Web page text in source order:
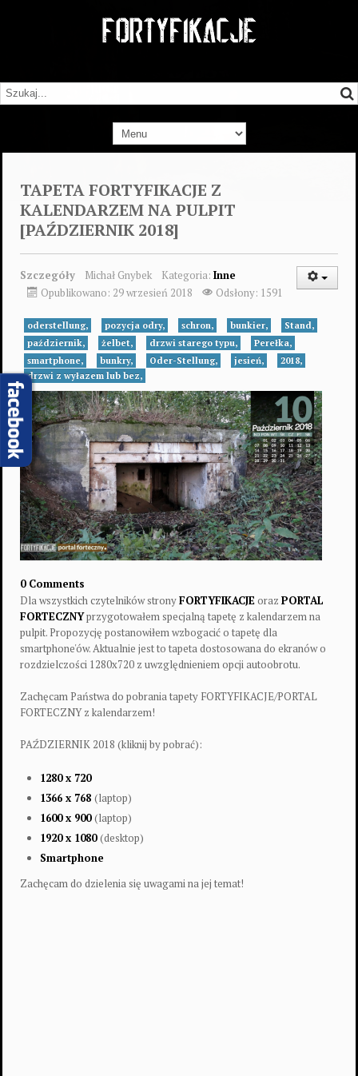
TAPETA FORTYFIKACJE Z
KALENDARZEM NA PULPIT
[PAŹDZIERNIK 2018]
Szczegóły Michał Gnybek Kategoria: Inne
Opublikowano: 29 wrzesień 2018
Odsłony: 1591
oderstellung, pozycja odry, schron, bunkier,
Stand,
październik,
żelbet, drzwi starego typu,
Perełka,
smartphone,
bunkry, Oder-Stellung, jesień,
2018,
drzwi z wyłazem lub bez,
0 Comments
Dla wszystkich czytelników stronyFORTYFIKACJEoraz PORTAL
FORTECZNYprzygotowałem specjalną tapetę z kalendarzem na
pulpit. Propozycję postanowiłem wzbogacić o tapetę dla
smartphone'ów. Aktualnie jest to tapeta dostosowana do ekranów o
rozdzielczości 1280x720 z uwzględnieniem opcji autoobrotu.
Zachęcam Państwa do pobrania tapety FORTYFIKACJE/PORTAL
FORTECZNY z kalendarzem!
PAŹDZIERNIK 2018 (kliknij by pobrać):
1280 x 720
1366 x 768 (laptop)
1600 x 900(laptop)
1920 x 1080(desktop)
Smartphone
Zachęcam do dzielenia się uwagami na jej temat!